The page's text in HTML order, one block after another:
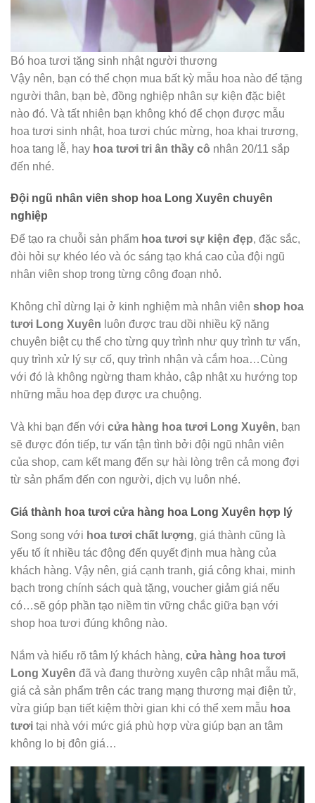
Bó hoa tươi tặng sinh nhật người thương
Vậy nên, bạn có thể chọn mua bất kỳ mẫu hoa nào để tặng
người thân, bạn bè, đồng nghiệp nhân sự kiện đặc biệt
nào đó. Và tất nhiên bạn không khó để chọn được mẫu
hoa tươi sinh nhật, hoa tươi chúc mừng, hoa khai trương,
hoa tang lễ, hay hoa tươi tri ân thầy cô nhân 20/11 sắp
đến nhé.
Đội ngũ nhân viên shop hoa Long Xuyên chuyên
nghiệp
Để tạo ra chuỗi sản phẩm hoa tươi sự kiện đẹp, đặc sắc,
đòi hỏi sự khéo léo và óc sáng tạo khá cao của đội ngũ
nhân viên shop trong từng công đoạn nhỏ.
Không chỉ dừng lại ở kinh nghiệm mà nhân viên shop hoa
tươi Long Xuyên luôn được trau dồi nhiều kỹ năng
chuyên biệt cụ thể cho từng quy trình như quy trình tư vấn,
quy trình xử lý sự cố, quy trình nhận và cắm hoa…Cùng
với đó là không ngừng tham khảo, cập nhật xu hướng top
những mẫu hoa đẹp được ưa chuộng.
Và khi bạn đến với cửa hàng hoa tươi Long Xuyên, bạn
sẽ được đón tiếp, tư vấn tận tình bởi đội ngũ nhân viên
của shop, cam kết mang đến sự hài lòng trên cả mong đợi
từ sản phẩm đến con người, dịch vụ luôn nhé.
Giá thành hoa tươi cửa hàng hoa Long Xuyên hợp lý
Song song với hoa tươi chất lượng, giá thành cũng là
yếu tố ít nhiều tác động đến quyết định mua hàng của
khách hàng. Vậy nên, giá cạnh tranh, giá công khai, minh
bạch trong chính sách quà tặng, voucher giảm giá nếu
có…sẽ góp phần tạo niềm tin vững chắc giữa bạn với
shop hoa tươi đúng không nào.
Nắm và hiểu rõ tâm lý khách hàng, cửa hàng hoa tươi
Long Xuyên đã và đang thường xuyên cập nhật mẫu mã,
giá cả sản phẩm trên các trang mạng thương mại điện tử,
vừa giúp bạn tiết kiệm thời gian khi có thể xem mẫu hoa
tươi tại nhà với mức giá phù hợp vừa giúp bạn an tâm
không lo bị đôn giá…